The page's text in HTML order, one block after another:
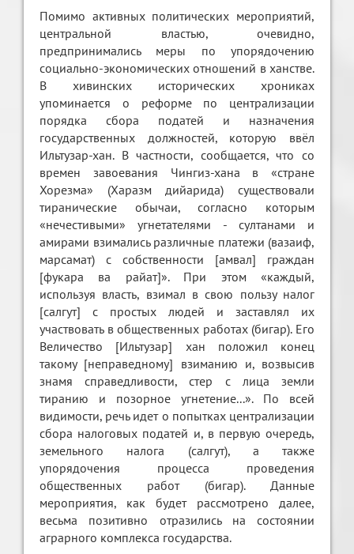
Помимо активных политических мероприятий,
центральной властью, очевидно,
предпринимались меры по упорядочению
социально-экономических отношений в ханстве.
В хивинских исторических хрониках
упоминается о реформе по централизации
порядка сбора податей и назначения
государственных должностей, которую ввёл
Ильтузар-хан. В частности, сообщается, что со
времен завоевания Чингиз-хана в «стране
Хорезма» (Харазм дийарида) существовали
тиранические обычаи, согласно которым
«нечестивыми» угнетателями - султанами и
амирами взимались различные платежи (вазаиф,
марсамат) с собственности [амвал] граждан
[фукара ва райат]». При этом «каждый,
используя власть, взимал в свою пользу налог
[салгут] с простых людей и заставлял их
участвовать в общественных работах (бигар). Его
Величество [Ильтузар] хан положил конец
такому [неправедному] взиманию и, возвысив
знамя справедливости, стер с лица земли
тиранию и позорное угнетение...». По всей
видимости, речь идет о попытках централизации
сбора налоговых податей и, в первую очередь,
земельного налога (салгут), а также
упорядочения процесса проведения
общественных работ (бигар). Данные
мероприятия, как будет рассмотрено далее,
весьма позитивно отразились на состоянии
аграрного комплекса государства.